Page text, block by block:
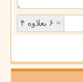
= ۶ بعلاوه ۴